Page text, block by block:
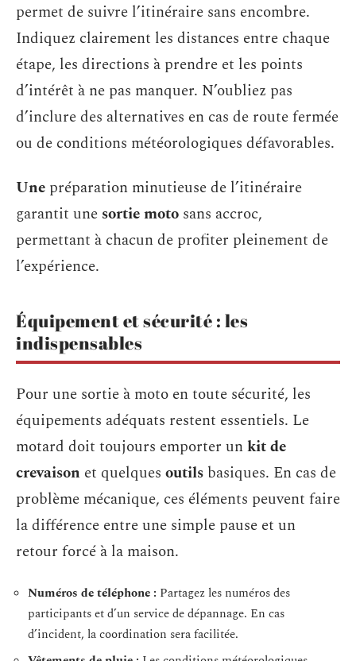
permet de suivre l’itinéraire sans encombre.
Indiquez clairement les distances entre chaque
étape, les directions à prendre et les points
d’intérêt à ne pas manquer. N’oubliez pas
d’inclure des alternatives en cas de route fermée
ou de conditions météorologiques défavorables.
Une préparation minutieuse de l’itinéraire
garantit une sortie moto sans accroc,
permettant à chacun de profiter pleinement de
l’expérience.
Équipement et sécurité : les
indispensables
Pour une sortie à moto en toute sécurité, les
équipements adéquats restent essentiels. Le
motard doit toujours emporter unkit de
crevaison et quelques outils basiques. En cas de
problème mécanique, ces éléments peuvent faire
la différence entre une simple pause et un
retour forcé à la maison.
Numéros de téléphone : Partagez les numéros des
participants et d’un service de dépannage. En cas
d’incident, la coordination sera facilitée.